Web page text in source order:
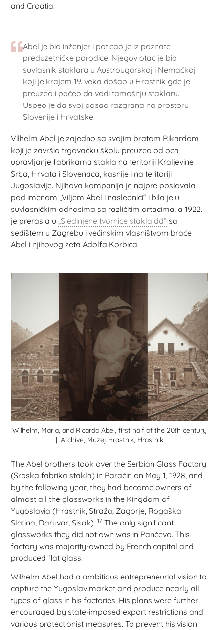
and Croatia.
Abel je bio inženjer i poticao je iz poznate
preduzetničke porodice. Njegov otac je bio
suvlasnik staklara u Austrougarskoj i Nemačkoj
koji je krajem 19. veka došao u Hrastnik gde je
preuzeo i počeo da vodi tamošnju staklaru.
Uspeo je da svoj posao razgrana na prostoru
Slovenije i Hrvatske.
Vilhelm Abel je zajedno sa svojim bratom Rikardom
koji je završio trgovačku školu preuzeo od oca
upravljanje fabrikama stakla na teritoriji Kraljevine
Srba, Hrvata i Slovenaca, kasnije i na teritoriji
Jugoslavije. Njihova kompanija je najpre poslovala
pod imenom „Viljem Abel i naslednici“ i bila je u
suvlasničkim odnosima sa različitim ortacima, a 1922.
je prerasla u „Sjedinjene tvornice stakla dd“ sa
sedištem u Zagrebu i većinskim vlasništvom braće
Abel i njihovog zeta Adolfa Korbica.
Wilhelm, Maria, and Ricardo Abel, first half of the 20th century
|| Archive, Muzej Hrastnik, Hrastnik
The Abel brothers took over the Serbian Glass Factory
(Srpska fabrika stakla) in Paraćin on May 1, 1928, and
by the following year, they had become owners of
almost all the glassworks in the Kingdom of
Yugoslavia (Hrastnik, Straža, Zagorje, Rogaška
Slatina, Daruvar, Sisak).17 The only significant
glassworks they did not own was in Pančevo. This
factory was majority-owned by French capital and
produced flat glass.
Wilhelm Abel had a ambitious entrepreneurial vision to
capture the Yugoslav market and produce nearly all
types of glass in his factories. His plans were further
encouraged by state-imposed export restrictions and
various protectionist measures. To prevent his vision